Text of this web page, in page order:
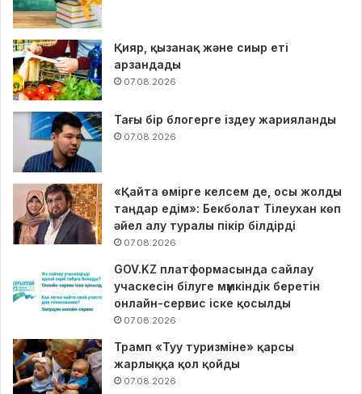
Қияр, қызанақ және сиыр еті
арзандады
07.08.2026
Тағы бір блогерге іздеу жарияланды
07.08.2026
«Қайта өмірге келсем де, осы жолды
таңдар едім»: Бекболат Тілеухан көп
әйел алу туралы пікір білдірді
07.08.2026
GOV.KZ платформасында сайлау
учаскесін білуге мүмкіндік беретін
онлайн-сервис іске қосылды
07.08.2026
Трамп «Туу туризміне» қарсы
жарлыққа қол қойды
07.08.2026